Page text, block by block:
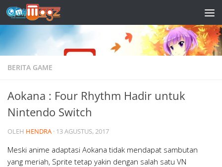
Skip to content
BERITA GAME
Aokana : Four Rhythm Hadir untuk
Nintendo Switch
OLEH HENDRA · 13 AGUSTUS, 2017
Meski anime adaptasi Aokana tidak mendapat sambutan
yang meriah, Sprite tetap yakin dengan salah satu VN